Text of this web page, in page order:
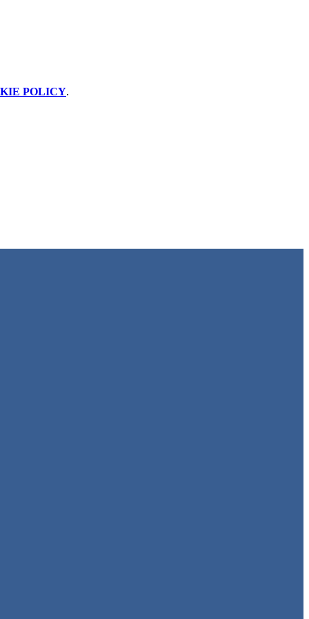
POLICY.